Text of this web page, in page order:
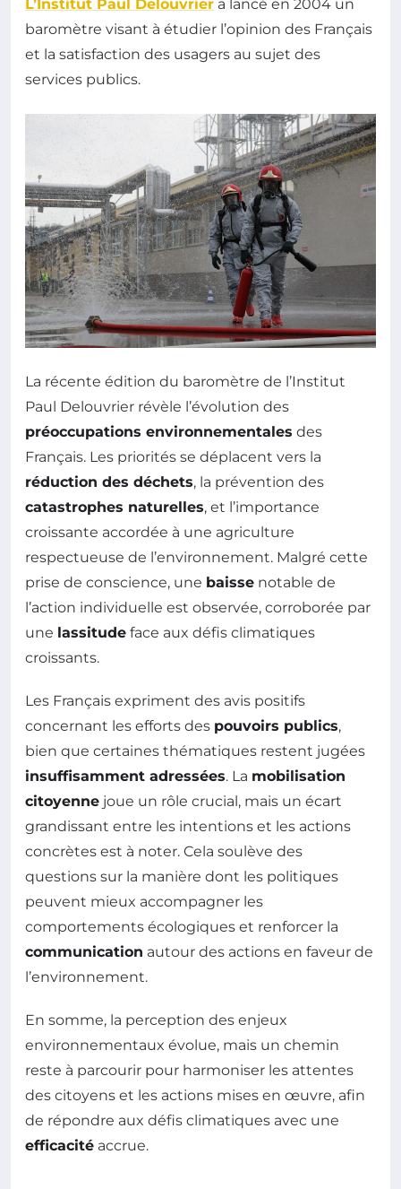
L’Institut Paul Delouvrier a lancé en 2004 un
baromètre visant à étudier l’opinion des Français
et la satisfaction des usagers au sujet des
services publics.
La récente édition du baromètre de l’Institut
Paul Delouvrier révèle l’évolution des
préoccupations environnementales des
Français. Les priorités se déplacent vers la
réduction des déchets, la prévention des
catastrophes naturelles, et l’importance
croissante accordée à une agriculture
respectueuse de l’environnement. Malgré cette
prise de conscience, une baisse notable de
l’action individuelle est observée, corroborée par
une lassitude face aux défis climatiques
croissants.
Les Français expriment des avis positifs
concernant les efforts des pouvoirs publics,
bien que certaines thématiques restent jugées
insuffisamment adressées. La mobilisation
citoyenne joue un rôle crucial, mais un écart
grandissant entre les intentions et les actions
concrètes est à noter. Cela soulève des
questions sur la manière dont les politiques
peuvent mieux accompagner les
comportements écologiques et renforcer la
communication autour des actions en faveur de
l’environnement.
En somme, la perception des enjeux
environnementaux évolue, mais un chemin
reste à parcourir pour harmoniser les attentes
des citoyens et les actions mises en œuvre, afin
de répondre aux défis climatiques avec une
efficacité accrue.